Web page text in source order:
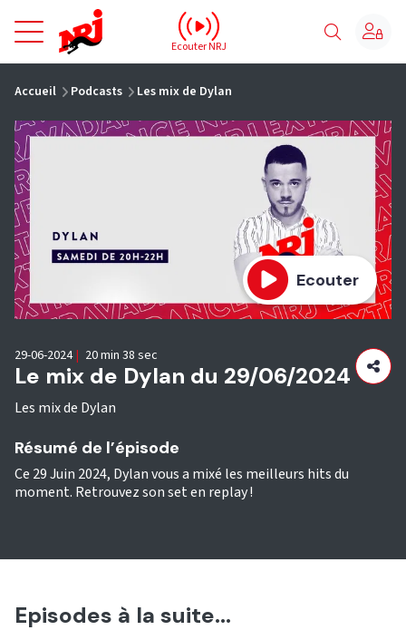
NRJ - Accueil
Ecouter NRJ
Accueil Podcasts Les mix de Dylan
Ecouter
Le mix de Dylan du 29/06/2024
Les mix de Dylan
29-06-2024 | 20 min 38 sec
Résumé de l’épisode
Ce 29 Juin 2024, Dylan vous a mixé les meilleurs hits du
moment. Retrouvez son set en replay !
Episodes à la suite...